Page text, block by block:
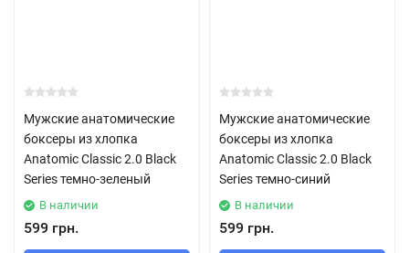
Мужские анатомические
боксеры из хлопка
Anatomic Classic 2.0 Black
Series темно-зеленый
В наличии
599 грн.
Мужские анатомические
боксеры из хлопка
Anatomic Classic 2.0 Black
Series темно-синий
В наличии
599 грн.